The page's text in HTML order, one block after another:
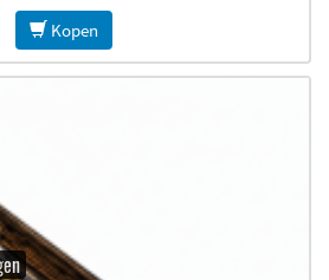
Kopen